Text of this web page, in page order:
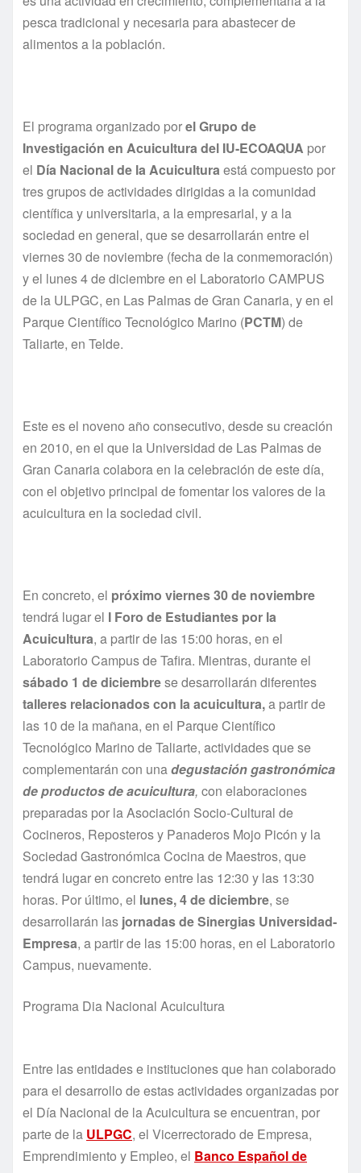
pesca tradicional y necesaria para abastecer de
alimentos a la población.
El programa organizado porel Grupo de
Investigación en Acuicultura del IU-ECOAQUA por
el Día Nacional de la Acuiculturaestá compuesto por
tres grupos de actividades dirigidas a la comunidad
científica y universitaria, a la empresarial, y a la
sociedad en general, que se desarrollarán entre el
viernes 30 de noviembre (fecha de la conmemoración)
y el lunes 4 de diciembre en el Laboratorio CAMPUS
de la ULPGC, en Las Palmas de Gran Canaria, y en el
Parque Científico Tecnológico Marino (PCTM) de
Taliarte, en Telde.
Este es el noveno año consecutivo, desde su creación
en 2010, en el que la Universidad de Las Palmas de
Gran Canaria colabora en la celebración de este día,
con el objetivo principal de fomentar los valores de la
acuicultura en la sociedad civil.
En concreto, el próximo viernes 30 de noviembre
tendrá lugar el I Foro de Estudiantes por la
Acuicultura, a partir de las 15:00 horas, en el
Laboratorio Campus de Tafira. Mientras, durante el
sábado 1 de diciembrese desarrollarán diferentes
talleres relacionados con la acuicultura,a partir de
las 10 de la mañana, en el Parque Científico
Tecnológico Marino de Taliarte, actividades que se
complementarán con unadegustación gastronómica
de productos de acuicultura, con elaboraciones
preparadas por la Asociación Socio-Cultural de
Cocineros, Reposteros y Panaderos Mojo Picón y la
Sociedad Gastronómica Cocina de Maestros, que
tendrá lugar en concreto entre las 12:30 y las 13:30
horas. Por último, el lunes, 4 de diciembre, se
desarrollarán las jornadas de Sinergias Universidad-
Empresa, a partir de las 15:00 horas, en el Laboratorio
Campus, nuevamente.
Programa Dia Nacional Acuicultura
Entre las entidades e instituciones que han colaborado
para el desarrollo de estas actividades organizadas por
el Día Nacional de la Acuicultura se encuentran, por
parte de la ULPGC, el Vicerrectorado de Empresa,
Emprendimiento y Empleo, el Banco Español de